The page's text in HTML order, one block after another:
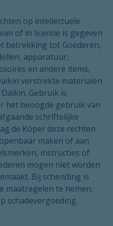
op intellectuele
of in licentie is gegeven
betrekking tot Goederen,
apparatuur,
en andere items,
verstrekte materialen
Gebruik is
het beoogde gebruik van
schriftelijke
de Koper deze rechten
maken of aan
instructies of
mogen niet worden
Bij schending is
maatregelen te nemen,
schadevergoeding.